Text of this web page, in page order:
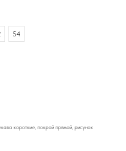
54
короткие, покрой прямой, рисунок